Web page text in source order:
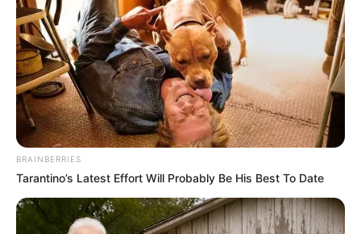
BRAINBERRIES
Tarantino’s Latest Effort Will Probably Be His Best To Date